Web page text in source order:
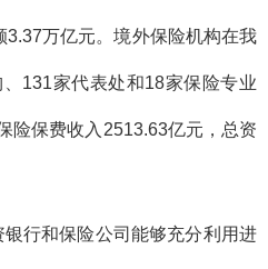
万亿元。境外保险机构在我
131家代表处和18家保险专业
险保费收入2513.63亿元，总资
行和保险公司能够充分利用进